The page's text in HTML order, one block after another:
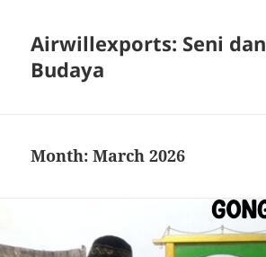
Airwillexports: Seni dan
Budaya
Month:March 2026